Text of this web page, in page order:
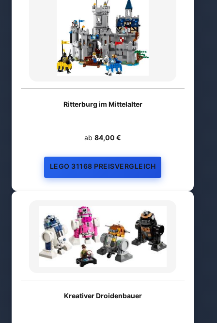
Ritterburg im Mittelalter
ab 84,00 €
LEGO 31168 PREISVERGLEICH
Kreativer Droidenbauer